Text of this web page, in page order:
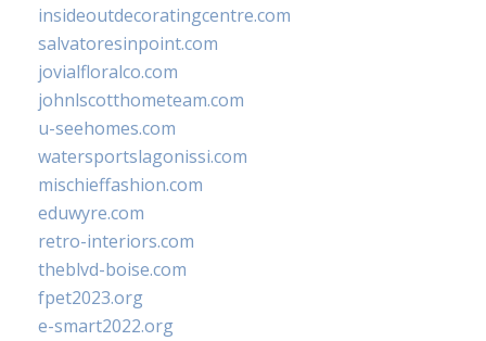
insideoutdecoratingcentre.com
salvatoresinpoint.com
jovialfloralco.com
johnlscotthometeam.com
u-seehomes.com
watersportslagonissi.com
mischieffashion.com
eduwyre.com
retro-interiors.com
theblvd-boise.com
fpet2023.org
e-smart2022.org